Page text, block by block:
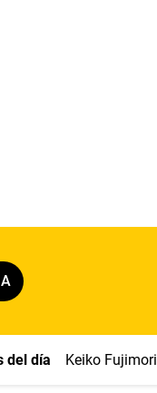
del día Keiko Fujimori